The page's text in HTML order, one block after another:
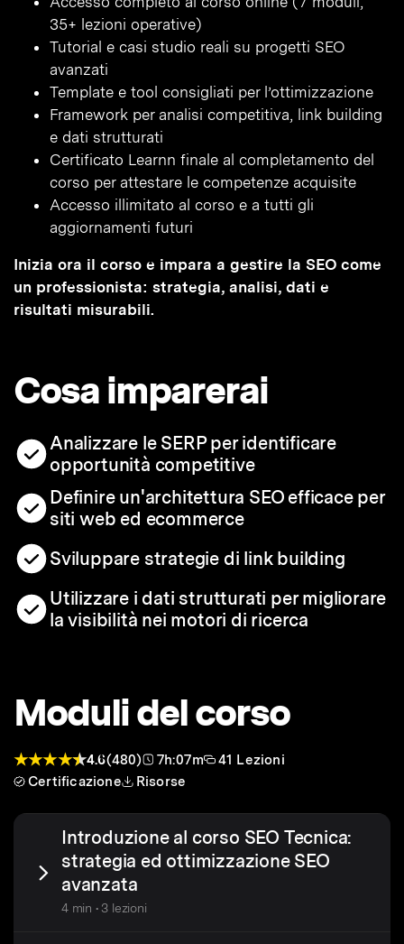
35+ lezioni operative)
Tutorial e casi studio reali su progetti SEO
avanzati
Template e tool consigliati per l’ottimizzazione
Framework per analisi competitiva, link building
e dati strutturati
Certificato Learnn finale al completamento del
corso per attestare le competenze acquisite
Accesso illimitato al corso e a tutti gli
aggiornamenti futuri
Inizia ora il corso e impara a gestire la SEO come
un professionista: strategia, analisi, dati e
risultati misurabili.
Cosa imparerai
Analizzare le SERP per identificare
opportunità competitive
Definire un'architettura SEO efficace per
siti web ed ecommerce
Sviluppare strategie di link building
Utilizzare i dati strutturati per migliorare
la visibilità nei motori di ricerca
Moduli del corso
4.6(480) 7h:07m
41 Lezioni
Certificazione
Risorse
Introduzione al corso SEO Tecnica:
strategia ed ottimizzazione SEO
avanzata
4 min • 3 lezioni